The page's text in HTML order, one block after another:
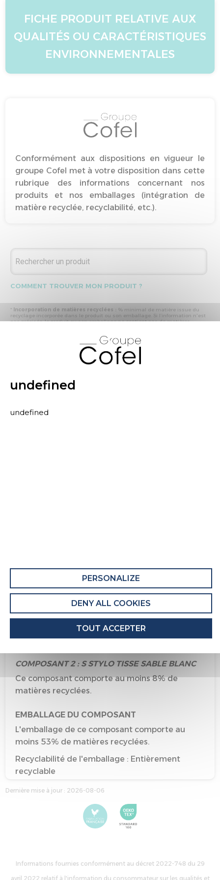
FICHE PRODUIT RELATIVE AUX
QUALITÉS OU CARACTÉRISTIQUES
ENVIRONNEMENTALES
Conformément aux dispositions en vigueur le
groupe Cofel met à votre disposition dans cette
rubrique des informations concernant nos
produits et nos emballages (intégration de
matière recyclée, recyclabilité, etc.).
COMMENT TROUVER MON PRODUIT ?
* Incorporation de matières recyclées : % minimal de matière issue du
recyclage incorporée dans le produit ou son emballage. Si l’information n'est
pas précisée, le produit ou son emballage ne contient pas de matières
- « produit ou emballage majoritairement recyclable » : la matière recyclée
produite par les processus de recyclage mis en œuvre représente plus de 50
% en masse du déchet collecté
- « produit ou emballage entièrement recyclable » : la matière recyclée
* Primes et pénalités appliquées au produit :
rubrique les primes et pénalités déclarées à ECOMAISON et CITEO (Eco
EMBALLAGE DU COMPOSANT
L'emballage de ce composant comporte au
moins 50% de matières recyclées.
Recyclabilité de l'emballage : Entièrement
recyclable
COMPOSANT 2 : S STYLO TISSE SABLE BLANC
Ce composant comporte au moins 8% de
matières recyclées.
EMBALLAGE DU COMPOSANT
L'emballage de ce composant comporte au
moins 53% de matières recyclées.
Recyclabilité de l'emballage : Entièrement
recyclable
Dernière mise à jour : 2026-08-06
Informations fournies conformément au décret 2022-748 du 29
avril 2022 relatif à l'information du consommateur sur les qualités et
undefined
undefined
PERSONALIZE
DENY ALL COOKIES
TOUT ACCEPTER